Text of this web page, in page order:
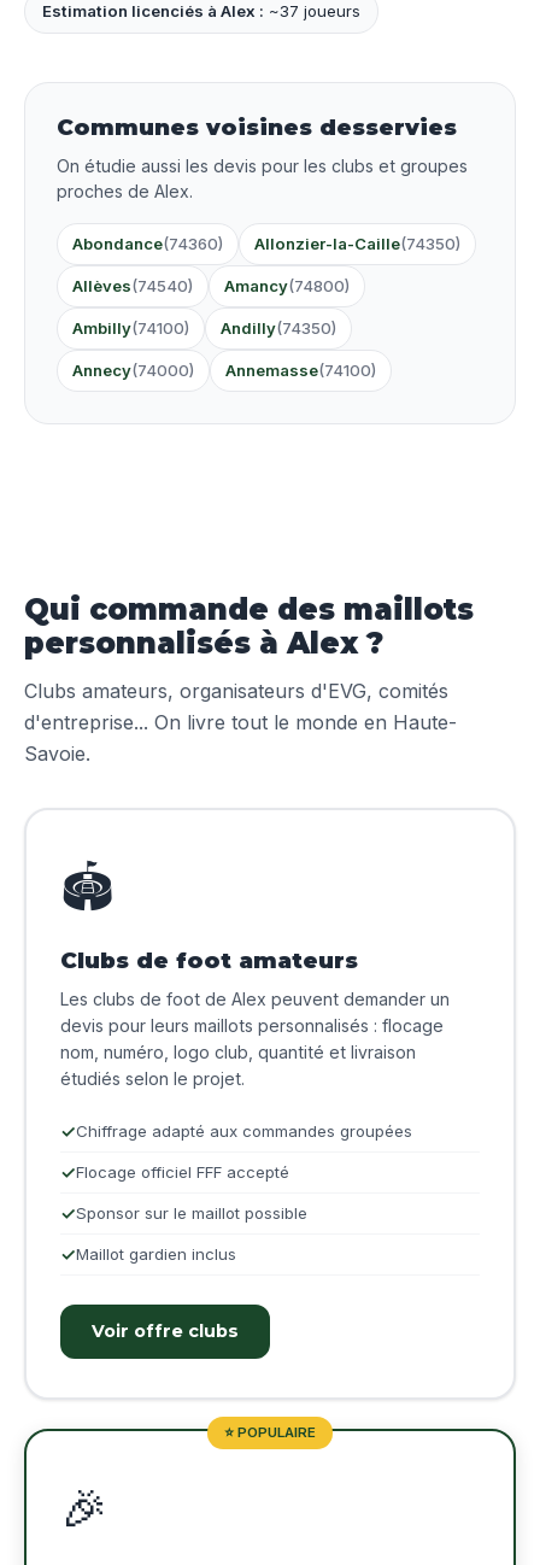
Estimation licenciés à Alex : ~37 joueurs
Communes voisines desservies
On étudie aussi les devis pour les clubs et groupes
proches de Alex.
Abondance(74360) Allonzier-la-Caille(74350)
Allèves(74540) Amancy(74800)
Ambilly(74100) Andilly(74350)
Annecy(74000) Annemasse(74100)
Qui commande des maillots
personnalisés à Alex ?
Clubs amateurs, organisateurs d'EVG, comités
d'entreprise... On livre tout le monde en Haute-
Savoie.
🏟️
Clubs de foot amateurs
Les clubs de foot de Alex peuvent demander un
devis pour leurs maillots personnalisés : flocage
nom, numéro, logo club, quantité et livraison
étudiés selon le projet.
Chiffrage adapté aux commandes groupées
Flocage officiel FFF accepté
Sponsor sur le maillot possible
Maillot gardien inclus
Voir offre clubs
⭐ POPULAIRE
🎉